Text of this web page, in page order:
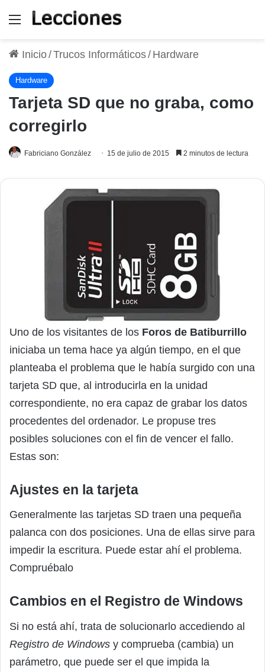
Menú
Inicio/Trucos Informáticos/ Hardware
Hardware
Tarjeta SD que no graba, como
corregirlo
Fabriciano González 15 de julio de 2015 2 minutos de lectura
Uno de los visitantes de los Foros de Batiburrillo
iniciaba un tema hace ya algún tiempo, en el que
planteaba el problema que le había surgido con una
tarjeta SD que, al introducirla en la unidad
correspondiente, no era capaz de grabar los datos
procedentes del ordenador. Le propuse tres
posibles soluciones con el fin de vencer el fallo.
Estas son:
Ajustes en la tarjeta
Generalmente las tarjetas SD traen una pequeña
palanca con dos posiciones. Una de ellas sirve para
impedir la escritura. Puede estar ahí el problema.
Compruébalo
Cambios en el Registro de Windows
Si no está ahí, trata de solucionarlo accediendo al
Registro de Windows y comprueba (cambia) un
parámetro, que puede ser el que impida la